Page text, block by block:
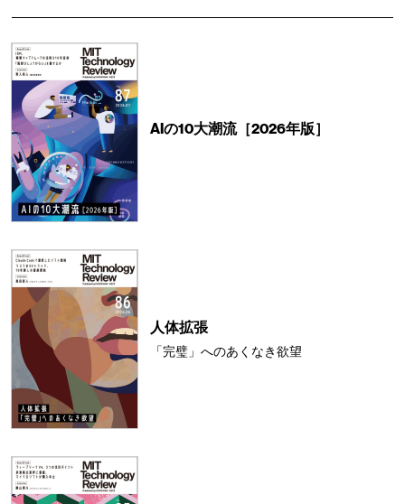
AIの10大潮流［2026年版］
人体拡張
「完璧」へのあくなき欲望